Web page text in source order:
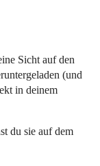
Sicht auf den
(und
in deinem
du sie auf dem